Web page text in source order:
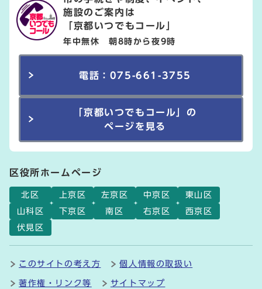
施設のご案内は
「京都いつでもコール」
年中無休 朝8時から夜9時
電話：075-661-3755
「京都いつでもコール」の
ページを見る
区役所ホームページ
北区 上京区 左京区 中京区
東山区
山科区
下京区 南区 右京区
西京区
伏見区
このサイトの考え方 個人情報の取扱い
著作権・リンク等 サイトマップ